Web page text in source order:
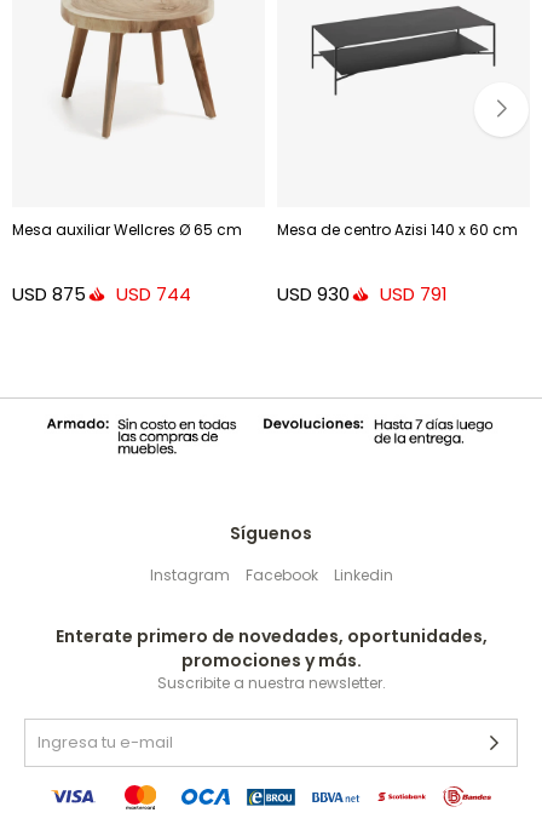
Mesa auxiliar Wellcres Ø 65 cm
USD 875 USD 744
Mesa de centro Azisi 140 x 60 cm
USD 930 USD 791
Síguenos
Instagram Facebook Linkedin
Enterate primero de novedades, oportunidades,
promociones y más.
Suscribite a nuestra newsletter.